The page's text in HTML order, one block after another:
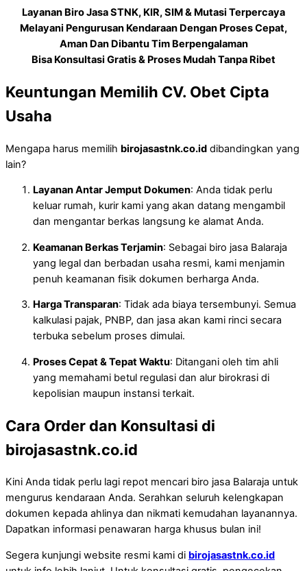
Layanan Biro Jasa STNK, KIR, SIM & Mutasi Terpercaya
Melayani Pengurusan Kendaraan Dengan Proses Cepat,
Aman Dan Dibantu Tim Berpengalaman
Bisa Konsultasi Gratis & Proses Mudah Tanpa Ribet
Keuntungan Memilih CV. Obet Cipta
Usaha
Mengapa harus memilih birojasastnk.co.id dibandingkan yang
lain?
Layanan Antar Jemput Dokumen: Anda tidak perlu
keluar rumah, kurir kami yang akan datang mengambil
dan mengantar berkas langsung ke alamat Anda.
Keamanan Berkas Terjamin: Sebagai biro jasa Balaraja
yang legal dan berbadan usaha resmi, kami menjamin
penuh keamanan fisik dokumen berharga Anda.
Harga Transparan: Tidak ada biaya tersembunyi. Semua
kalkulasi pajak, PNBP, dan jasa akan kami rinci secara
terbuka sebelum proses dimulai.
Proses Cepat & Tepat Waktu: Ditangani oleh tim ahli
yang memahami betul regulasi dan alur birokrasi di
kepolisian maupun instansi terkait.
Cara Order dan Konsultasi di
birojasastnk.co.id
Kini Anda tidak perlu lagi repot mencari biro jasa Balaraja untuk
mengurus kendaraan Anda. Serahkan seluruh kelengkapan
dokumen kepada ahlinya dan nikmati kemudahan layanannya.
Dapatkan informasi penawaran harga khusus bulan ini!
Segera kunjungi website resmi kami di birojasastnk.co.id